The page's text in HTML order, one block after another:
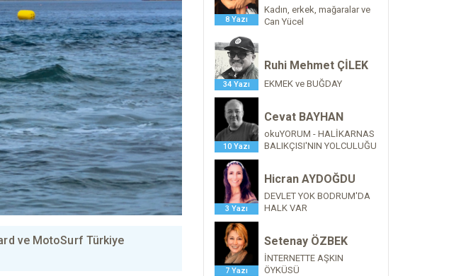
ve MotoSurf Türkiye
8 Yazı
Kadın, erkek, mağaralar ve
Can Yücel
34 Yazı
Ruhi Mehmet ÇİLEK
EKMEK ve BUĞDAY
10 Yazı
Cevat BAYHAN
okuYORUM - HALİKARNAS
BALIKÇISI'NIN YOLCULUĞU
3 Yazı
Hicran AYDOĞDU
DEVLET YOK BODRUM'DA
HALK VAR
7 Yazı
Setenay ÖZBEK
İNTERNETTE AŞKIN
ÖYKÜSÜ